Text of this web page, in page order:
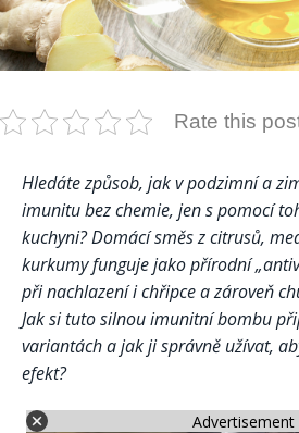
Rate this
Hledáte způsob, jak v podzimní a
imunitu bez chemie, jen s pomocí
kuchyni? Domácí směs z citrusů,
kurkumy funguje jako přírodní
při nachlazení i chřipce a zároveň
Jak si tuto silnou imunitní bombu
variantách a jak ji správně užívat,
efekt?
Advertisement